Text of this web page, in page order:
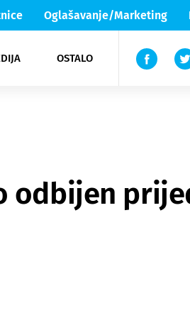
Oglašavanje/Marketing
OSTALO
Lika & Senj
TV
odbijen